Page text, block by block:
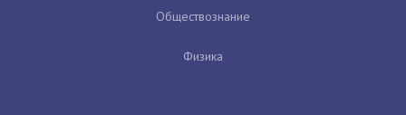
Обществознание
Физика